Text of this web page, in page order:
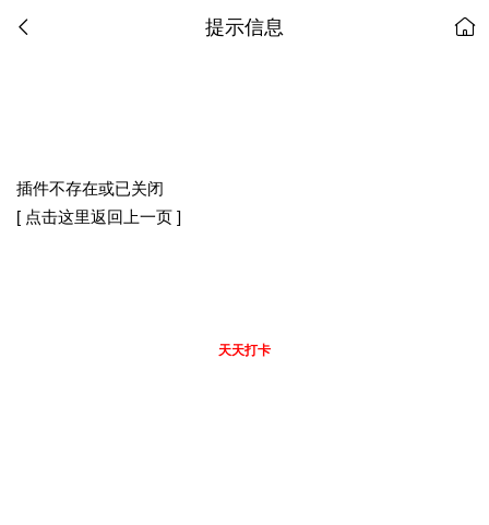
提示信息
插件不存在或已关闭
[ 点击这里返回上一页 ]
天天打卡